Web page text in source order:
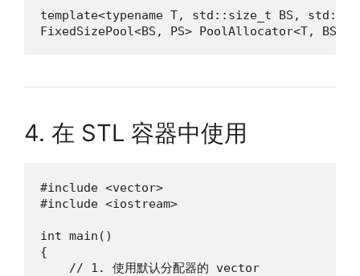
template<typename T, std::size_t BS,
FixedSizePool<BS, PS> PoolAllocator<T, BS,
4. 在 STL 容器中使用
#include <vector>
#include <iostream>
int main()
{
    // 1. 使用默认分配器的 vector